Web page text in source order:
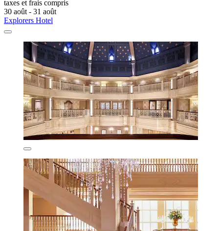
taxes et frais compris
30 août - 31 août
Explorers Hotel